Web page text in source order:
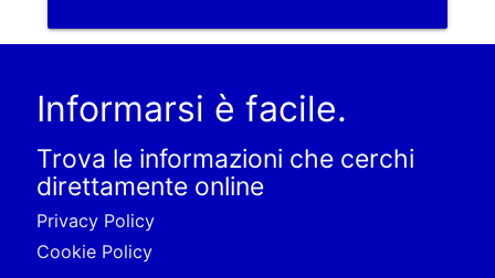
Informarsi è facile.
Trova le informazioni che cerchi
direttamente online
Privacy Policy
Cookie Policy